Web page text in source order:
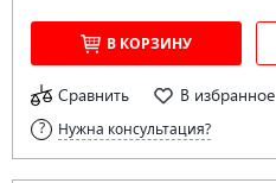
В КОРЗИНУ
Сравнить В избранное
Нужна консультация?